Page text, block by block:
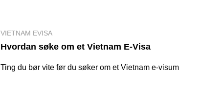
VIETNAM EVISA
Hvordan søke om et Vietnam E-Visa
Ting du bør vite før du søker om et Vietnam e-visum